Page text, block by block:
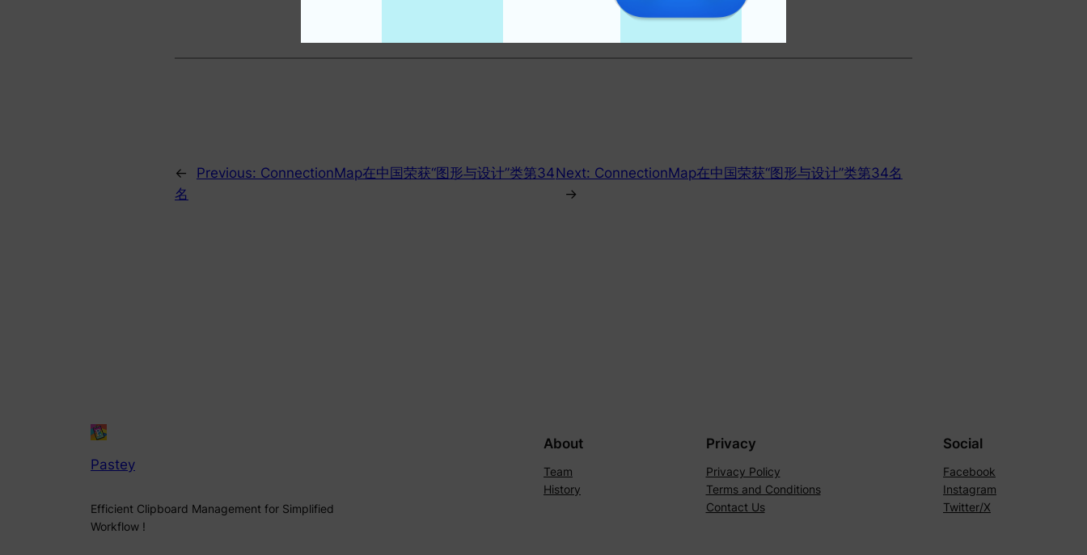
← Previous: ConnectionMap在中国荣获“图形与设计”类第34
名
Next: ConnectionMap在中国荣获“图形与设计”类第34名
→
Pastey
Efficient Clipboard Management for Simplified
Workflow !
About
Team
History
Privacy
Privacy Policy
Terms and Conditions
Contact Us
Social
Facebook
Instagram
Twitter/X